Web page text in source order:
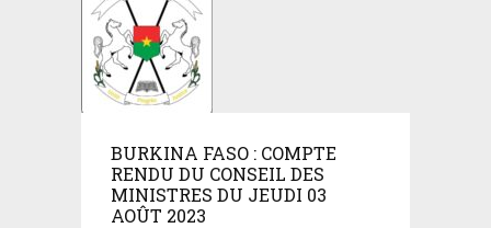
BURKINA FASO : COMPTE
RENDU DU CONSEIL DES
MINISTRES DU JEUDI 03
AOÛT 2023